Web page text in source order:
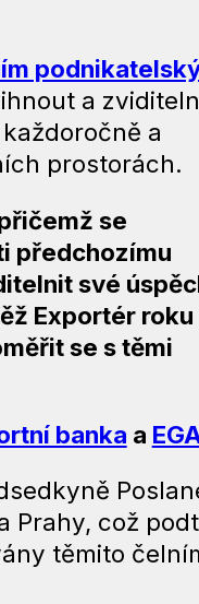
a
a
prostorách.
se
předchozímu
své
Exportér roku
se s těmi
banka a
Prahy, což
těmito